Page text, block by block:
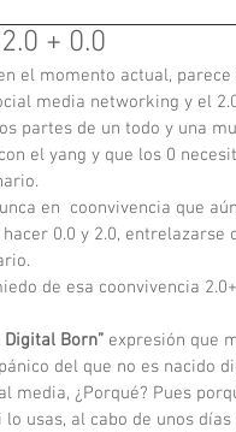
+ 0.0
el momento actual,
media networking y el
partes de un todo y una
el yang y que los 0
en  coonvivencia que
0.0 y 2.0,
de esa coonvivencia
Digital Born” expresión que
del que no es nacido
media, ¿Porqué? Pues
lo usas, al cabo de unos